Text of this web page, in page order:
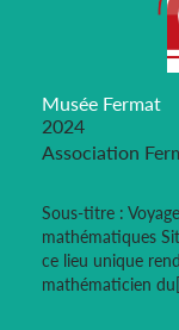
Musée Fermat
2024
Association
Sous-titre :
mathématiques
ce lieu unique
mathématicien